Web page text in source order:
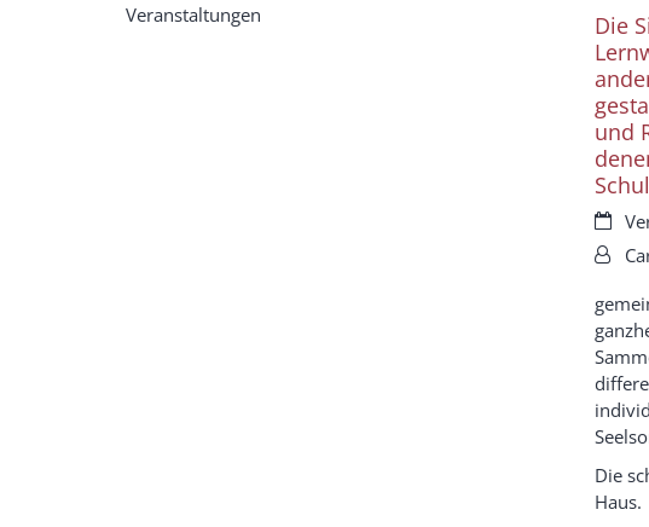
Die
und
Von:
Die
Haus.
Veranstaltungen